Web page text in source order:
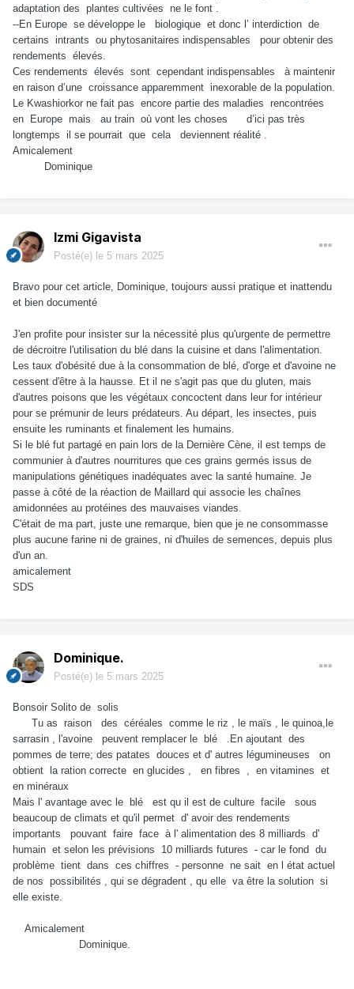
adaptation des plantes cultivées
ne le font .
--En Europe se développe le biologique et donc l’ interdiction de
certains intrants ou phytosanitaires indispensables
pour obtenir des
rendements élevés.
Ces rendements élevés sont cependant indispensables
à maintenir
en raison d’une croissance apparemment inexorable de la population.
Le Kwashiorkor ne fait pas encore partie des maladies rencontrées
en
Europe mais au train où vont les choses
d’ici pas très
longtemps il se pourrait que cela
deviennent réalité .
Amicalement
Dominique
Izmi Gigavista
Posté(e) le 5 mars 2025
Bravo pour cet article, Dominique, toujours aussi pratique et inattendu
et bien documenté
J'en profite pour insister sur la nécessité plus qu'urgente de permettre
de décroitre l'utilisation du blé dans la cuisine et dans l'alimentation.
Les taux d'obésité due à la consommation de blé, d'orge et d'avoine ne
cessent d'être à la hausse. Et il ne s'agit pas que du gluten, mais
d'autres poisons que les végétaux concoctent dans leur for intérieur
pour se prémunir de leurs prédateurs. Au départ, les insectes, puis
ensuite les ruminants et finalement les humains.
Si le blé fut partagé en pain lors de la Dernière Cène, il est temps de
communier à d'autres nourritures que ces grains germés issus de
manipulations génétiques inadéquates avec la santé humaine. Je
passe à côté de la réaction de Maillard qui associe les chaînes
amidonnées au protéines des mauvaises viandes.
C'était de ma part, juste une remarque, bien que je ne consommasse
plus aucune farine ni de graines, ni d'huiles de semences, depuis plus
d'un an.
amicalement
SDS
Dominique.
Posté(e) le 5 mars 2025
Bonsoir Solito de solis
Tu as raison des céréales comme le riz , le maïs , le quinoa,le
sarrasin , l'avoine peuvent remplacer le blé .En ajoutant des
pommes de terre; des patates douces et d' autres légumineuses on
obtient la ration correcte en glucides , en fibres , en vitamines et
en minéraux
Mais l' avantage avec le blé est qu il est de culture facile sous
beaucoup de climats et qu'il permet d' avoir des rendements
importants pouvant faire face à l' alimentation des 8 milliards d'
humain et selon les prévisions 10 milliards futures - car le fond du
problème tient dans ces chiffres - personne ne sait en l état actuel
de nos possibilités , qui se dégradent , qu elle va être la solution si
elle existe.
Amicalement
Dominique.